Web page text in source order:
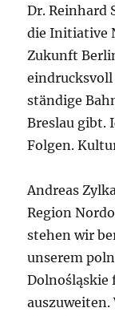
Dr. Reinhard
die Initiative
Zukunft
eindrucksvoll
ständige
Breslau gibt.
Folgen.
Andreas
Region
stehen wir
unserem
Dolnośląskie